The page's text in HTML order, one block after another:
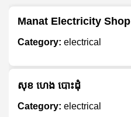
Manat Electricity Shop
Category: electrical
សុខ ហេង បោះដុំ
Category: electrical